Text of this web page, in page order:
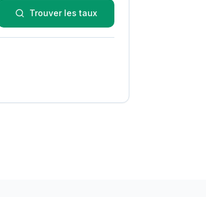
Trouver les taux